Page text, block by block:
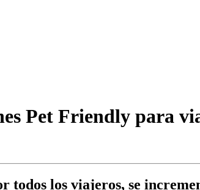
Pet Friendly para
todos los viajeros, se